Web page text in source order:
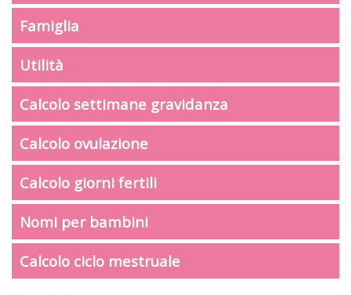
Famiglia
Utilità
Calcolo settimane gravidanza
Calcolo ovulazione
Calcolo giorni fertili
Nomi per bambini
Calcolo ciclo mestruale